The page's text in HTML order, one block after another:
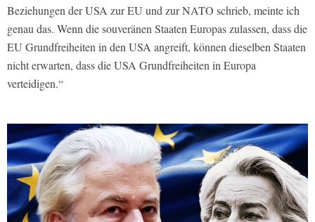
Beziehungen der USA zur EU und zur NATO schrieb, meinte ich
genau das. Wenn die souveränen Staaten Europas zulassen, dass die
EU Grundfreiheiten in den USA angreift, können dieselben Staaten
nicht erwarten, dass die USA Grundfreiheiten in Europa
verteidigen.“